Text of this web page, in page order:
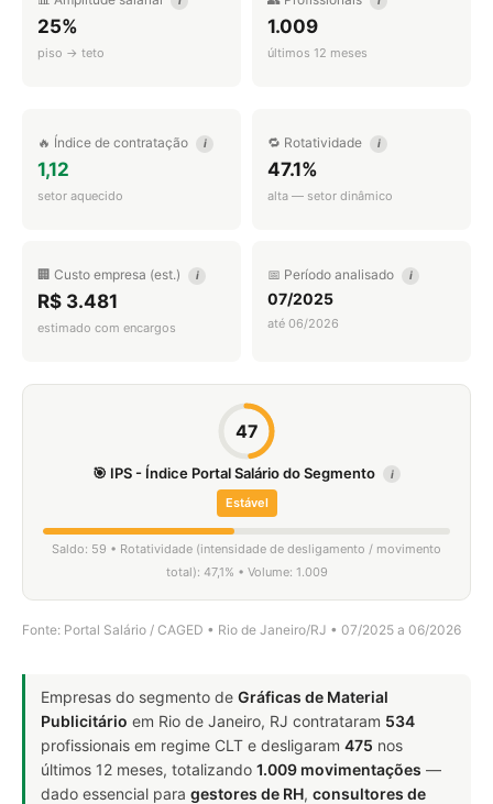
25%
piso → teto
1.009
últimos 12 meses
🔥 Índice de contratação i
1,12
setor aquecido
🔁 Rotatividade i
47.1%
alta — setor dinâmico
🏢 Custo empresa (est.) i
R$ 3.481
estimado com encargos
📅 Período analisado i
07/2025
até 06/2026
47
🎯 IPS - Índice Portal Salário do Segmento i
Estável
Saldo: 59 • Rotatividade (intensidade de desligamento / movimento
total): 47,1% • Volume: 1.009
Fonte: Portal Salário / CAGED • Rio de Janeiro/RJ • 07/2025 a 06/2026
Empresas do segmento de Gráficas de Material
Publicitário em Rio de Janeiro, RJ contrataram 534
profissionais em regime CLT e desligaram 475 nos
últimos 12 meses, totalizando 1.009 movimentações —
dado essencial para gestores de RH, consultores de